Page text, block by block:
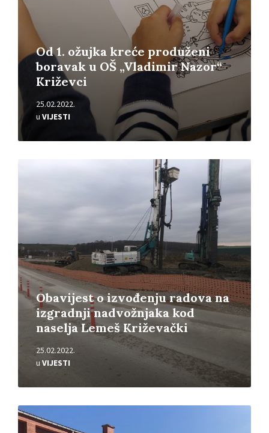
Od 1. ožujka kreće produženi
boravak u OŠ „Vladimir Nazor“
Križevci
25.02.2022.
u VIJESTI
Obavijest o izvođenju radova na
izgradnji nadvožnjaka kod
naselja Lemeš Križevački
25.02.2022.
u VIJESTI
Pročitajte
više